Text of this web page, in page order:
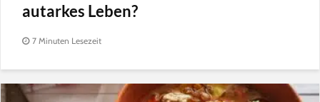
autarkes Leben?
7 Minuten Lesezeit